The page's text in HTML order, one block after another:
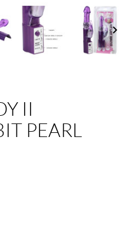
II
PEARL